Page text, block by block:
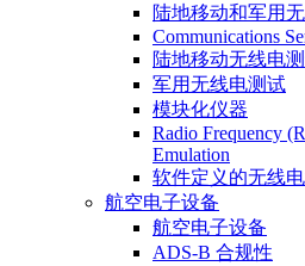
陆地移动和军用
Communications
陆地移动无线电
军用无线电测试
模块化仪器
Radio Frequency
Emulation
软件定义的无线
航空电子设备
航空电子设备
ADS-B 合规性